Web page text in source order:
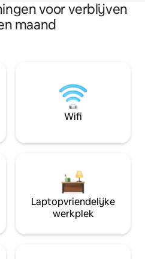
voor verblijven
maand
Wifi
Laptopvriendelijke
werkplek